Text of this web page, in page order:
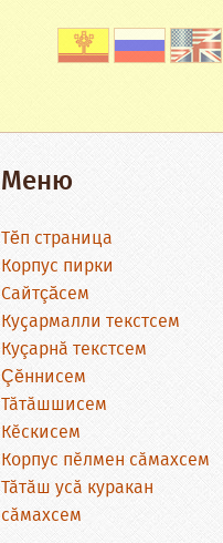
Меню
Тĕп страница
Корпус пирки
Сайтçăсем
Куҫармалли текстсем
Куçарнӑ текстсем
Çĕннисем
Тӑтӑшшисем
Кӗскисем
Корпус пӗлмен сӑмахсем
Тӑтӑш усӑ куракан
сӑмахсем